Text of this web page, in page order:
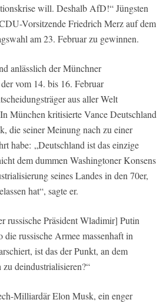
will. Deshalb AfD!“ Jüngsten
Vorsitzende Friedrich Merz auf dem
am 23. Februar zu gewinnen.
anlässlich der Münchner
vom 14. bis 16. Februar
aus aller Welt
München kritisierte Vance Deutschland
die seiner Meinung nach zu einer
habe: „Deutschland ist das einzige
dem dummen Washingtoner Konsens
seines Landes in den 70er,
hat“, sagte er.
russische Präsident Wladimir] Putin
russische Armee massenhaft in
ist das der Punkt, an dem
deindustrialisieren?“
Milliardär Elon Musk, ein enger